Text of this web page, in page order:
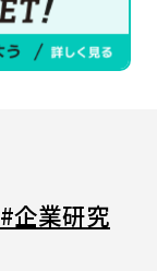
#企業研究